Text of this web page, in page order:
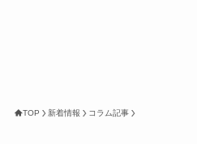
TOP 新着情報 コラム記事